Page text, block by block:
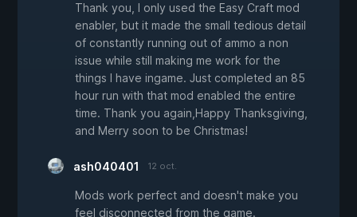
Thank you, I only used the Easy Craft mod
enabler, but it made the small tedious detail
of constantly running out of ammo a non
issue while still making me work for the
things I have ingame. Just completed an 85
hour run with that mod enabled the entire
time. Thank you again,Happy Thanksgiving,
and Merry soon to be Christmas!
ash040401 12 oct.
Mods work perfect and doesn't make you
feel disconnected from the game.